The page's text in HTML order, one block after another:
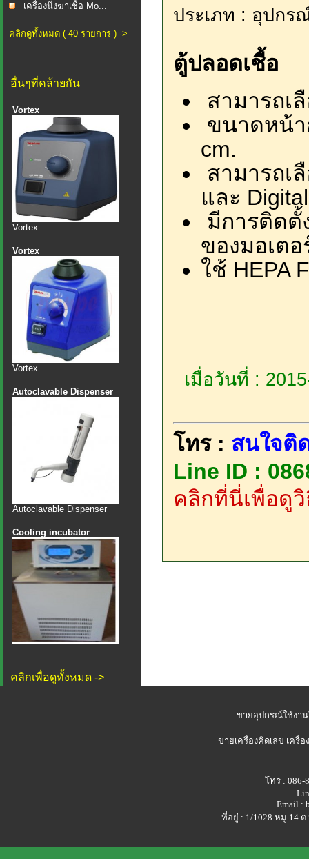
เครื่องนึ่งฆ่าเชื้อ Mo...
คลิกดูทั้งหมด ( 40 รายการ ) ->
อื่นๆที่คล้ายกัน
Vortex
Vortex
Vortex
Vortex
Autoclavable Dispenser
Autoclavable Dispenser
Cooling incubator
คลิกเพื่อดูทั้งหมด ->
ประเภท : อุปกร
ตู้ปลอดเชื้อ
สามารถเ
ขนาดหน้า
cm.
สามารถเ
และ Digital
มีการติดตั้
ของมอเตอ
ใช้ HEPA
เมื่อวันที่ :
โทร : สนใจติ
Line ID :
คลิกที่นี่เพื่อดูวิ
ขายอุปกรณ์ใช้งา
ขายเครื่องคิดเลข เครื่
โทร : 086-
Email :
ที่อยู่ : 1/1028 หมู่ 14 ต.